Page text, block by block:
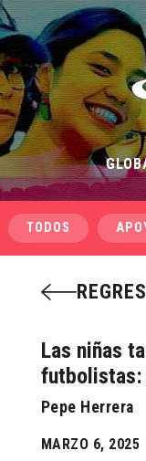
TODOS
Las niñas
futbolistas:
Pepe Herrera
MARZO 6, 2025